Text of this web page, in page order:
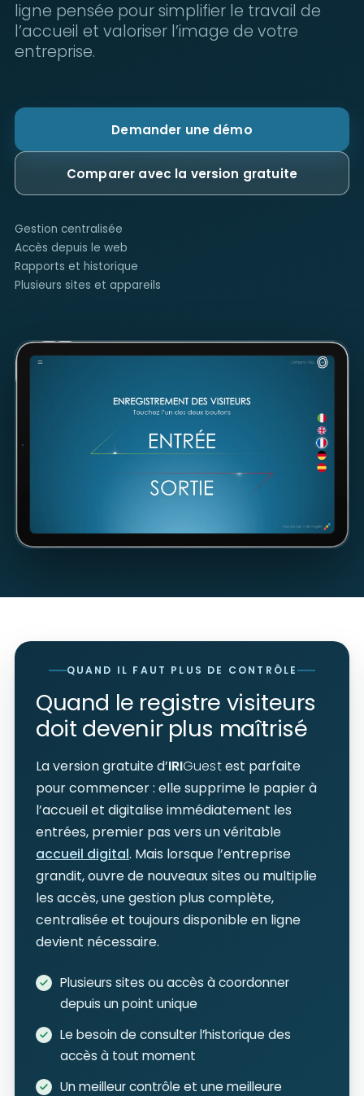
ligne pensée pour simplifier le travail de
l’accueil et valoriser l’image de votre
entreprise.
Demander une démo
Comparer avec la version gratuite
Gestion centralisée
Accès depuis le web
Rapports et historique
Plusieurs sites et appareils
QUAND IL FAUT PLUS DE CONTRÔLE
Quand le registre visiteurs
doit devenir plus maîtrisé
La version gratuite d’IRIGuestest parfaite
pour commencer : elle supprime le papier à
l’accueil et digitalise immédiatement les
entrées, premier pas vers un véritable
accueil digital. Mais lorsque l’entreprise
grandit, ouvre de nouveaux sites ou multiplie
les accès, une gestion plus complète,
centralisée et toujours disponible en ligne
devient nécessaire.
Plusieurs sites ou accès à coordonner
depuis un point unique
Le besoin de consulter l’historique des
accès à tout moment
Un meilleur contrôle et une meilleure